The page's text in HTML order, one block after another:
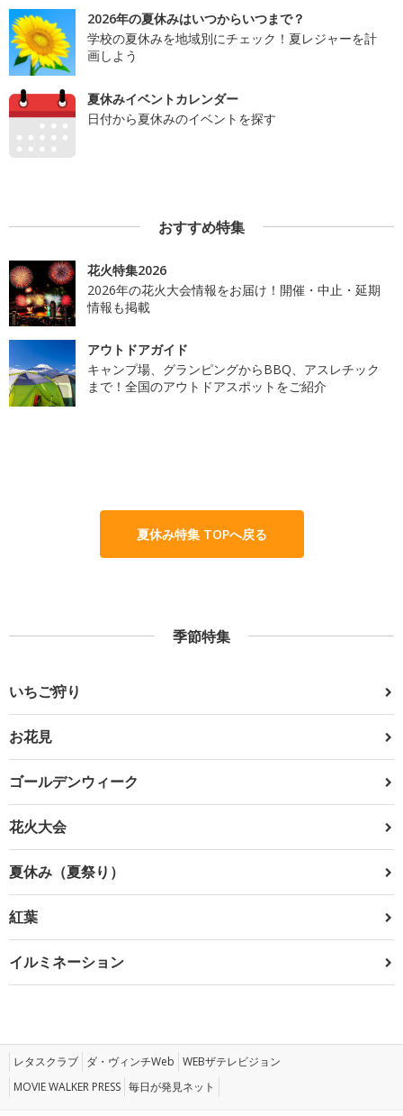
2026年の夏休みはいつからいつまで？
学校の夏休みを地域別にチェック！夏レジャーを計
画しよう
夏休みイベントカレンダー
日付から夏休みのイベントを探す
おすすめ特集
花火特集2026
2026年の花火大会情報をお届け！開催・中止・延期
情報も掲載
アウトドアガイド
キャンプ場、グランピングからBBQ、アスレチック
まで！全国のアウトドアスポットをご紹介
夏休み特集 TOPへ戻る
季節特集
いちご狩り
お花見
ゴールデンウィーク
花火大会
夏休み（夏祭り）
紅葉
イルミネーション
レタスクラブ ダ・ヴィンチWeb WEBザテレビジョン
MOVIE WALKER PRESS 毎日が発見ネット